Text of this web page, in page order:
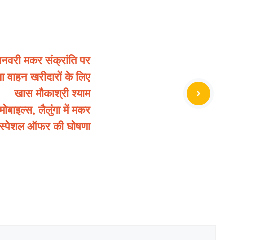
मकर संक्रांति पर
वाहन खरीदारों के लिए
खास मौकाश्री श्याम
लैलुंगा में मकर
ऑफर की घोषणा